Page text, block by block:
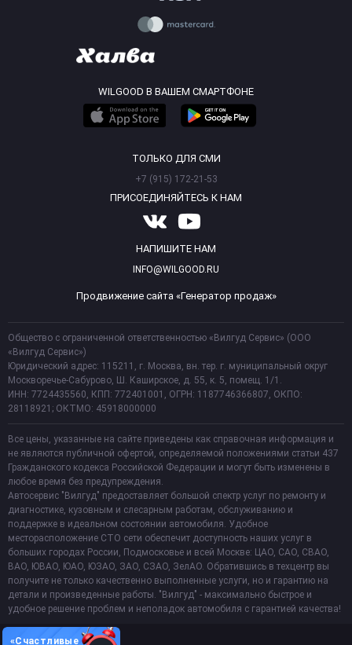
WILGOOD В ВАШЕМ СМАРТФОНЕ
ТОЛЬКО ДЛЯ СМИ
+7 (915) 172-21-53
ПРИСОЕДИНЯЙТЕСЬ К НАМ
НАПИШИТЕ НАМ
INFO@WILGOOD.RU
Продвижение сайта «Генератор продаж»
Общество с ограниченной ответственностью «Вилгуд Сервис» (ООО
«Вилгуд Сервис»)
Юридический адрес: 115211, г. Москва, вн. тер. г. муниципальный округ
Москворечье-Сабурово, Ш. Каширское, д. 55, к. 5, помещ. 1/1.
ИНН: 7724435560, КПП: 772401001, ОГРН: 1187746366807, ОКПО:
28118921; ОКТМО: 45918000000
Все цены, указанные на сайте приведены как справочная информация и
не являются публичной офертой, определяемой положениями статьи 437
Гражданского кодекса Российской Федерации и могут быть изменены в
любое время без предупреждения.
Автосервис "Вилгуд" предоставляет большой спектр услуг по ремонту и
диагностике, кузовным и слесарным работам, обслуживанию и
поддержке в идеальном состоянии автомобиля. Удобное
месторасположение СТО сети обеспечит доступность наших услуг в
больших городах России, Подмосковье и всей Москве: ЦАО, САО, СВАО,
ВАО, ЮВАО, ЮАО, ЮЗАО, ЗАО, СЗАО, ЗелАО. Обратившись в техцентр вы
получите не только качественно выполненные услуги, но и гарантию на
детали и произведенные работы. "Вилгуд" - максимально быстрое и
удобное решение проблем и неполадок автомобиля с гарантией качества!
«Счастливые